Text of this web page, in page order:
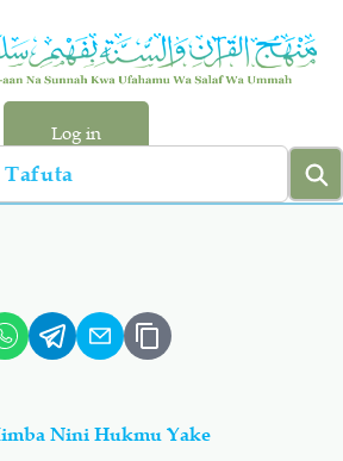
Log in
Hadiyth
Nini Hukmu Yake